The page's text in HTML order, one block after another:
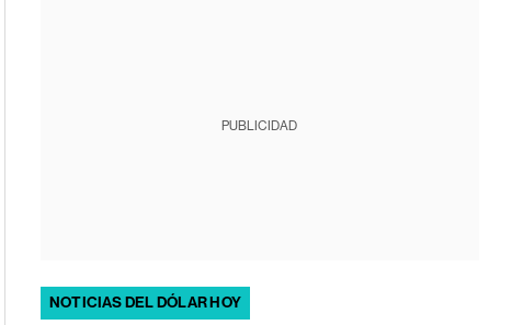
PUBLICIDAD
NOTICIAS DEL DÓLAR HOY